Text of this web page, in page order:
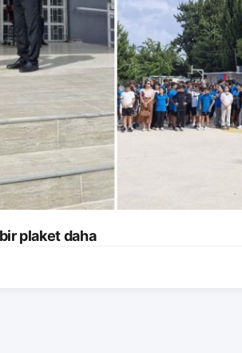
plaket daha